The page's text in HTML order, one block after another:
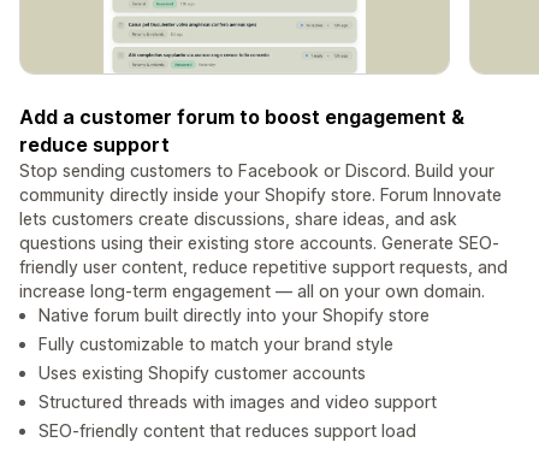
Add a customer forum to boost engagement &
reduce support
Stop sending customers to Facebook or Discord. Build your
community directly inside your Shopify store. Forum Innovate
lets customers create discussions, share ideas, and ask
questions using their existing store accounts. Generate SEO-
friendly user content, reduce repetitive support requests, and
increase long-term engagement — all on your own domain.
Native forum built directly into your Shopify store
Fully customizable to match your brand style
Uses existing Shopify customer accounts
Structured threads with images and video support
SEO-friendly content that reduces support load